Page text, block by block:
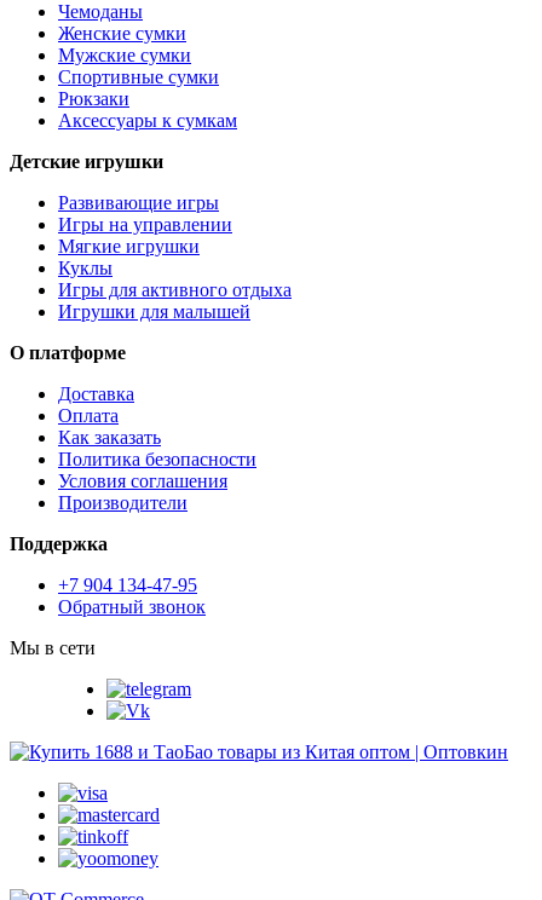
Чемоданы
Женские сумки
Мужские сумки
Спортивные сумки
Рюкзаки
Аксессуары к сумкам
Детские игрушки
Развивающие игры
Игры на управлении
Мягкие игрушки
Куклы
Игры для активного отдыха
Игрушки для малышей
О платформе
Доставка
Оплата
Как заказать
Политика безопасности
Условия соглашения
Производители
Поддержка
+7 904 134-47-95
Обратный звонок
Мы в сети